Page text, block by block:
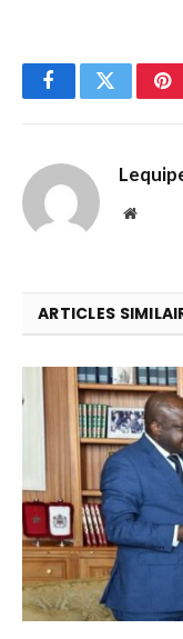
FacebookTwitter
Website
ARTICLES